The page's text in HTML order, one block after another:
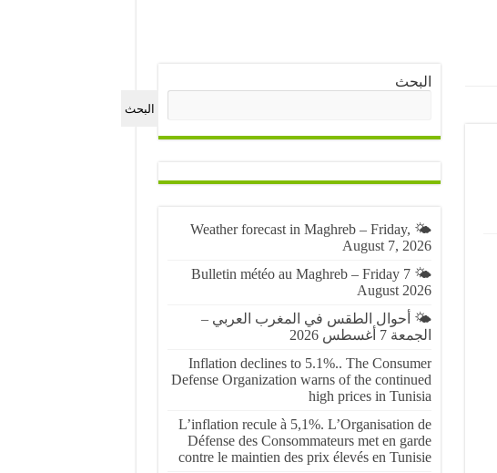
البحث
البحث
🌤️ Weather forecast in Maghreb – Friday,
August 7, 2026
🌤️ Bulletin météo au Maghreb – Friday 7
August 2026
🌤️ أحوال الطقس في المغرب العربي –
الجمعة 7 أغسطس 2026
Inflation declines to 5.1%.. The Consumer
Defense Organization warns of the continued
high prices in Tunisia
L’inflation recule à 5,1%. L’Organisation de
Défense des Consommateurs met en garde
contre le maintien des prix élevés en Tunisie